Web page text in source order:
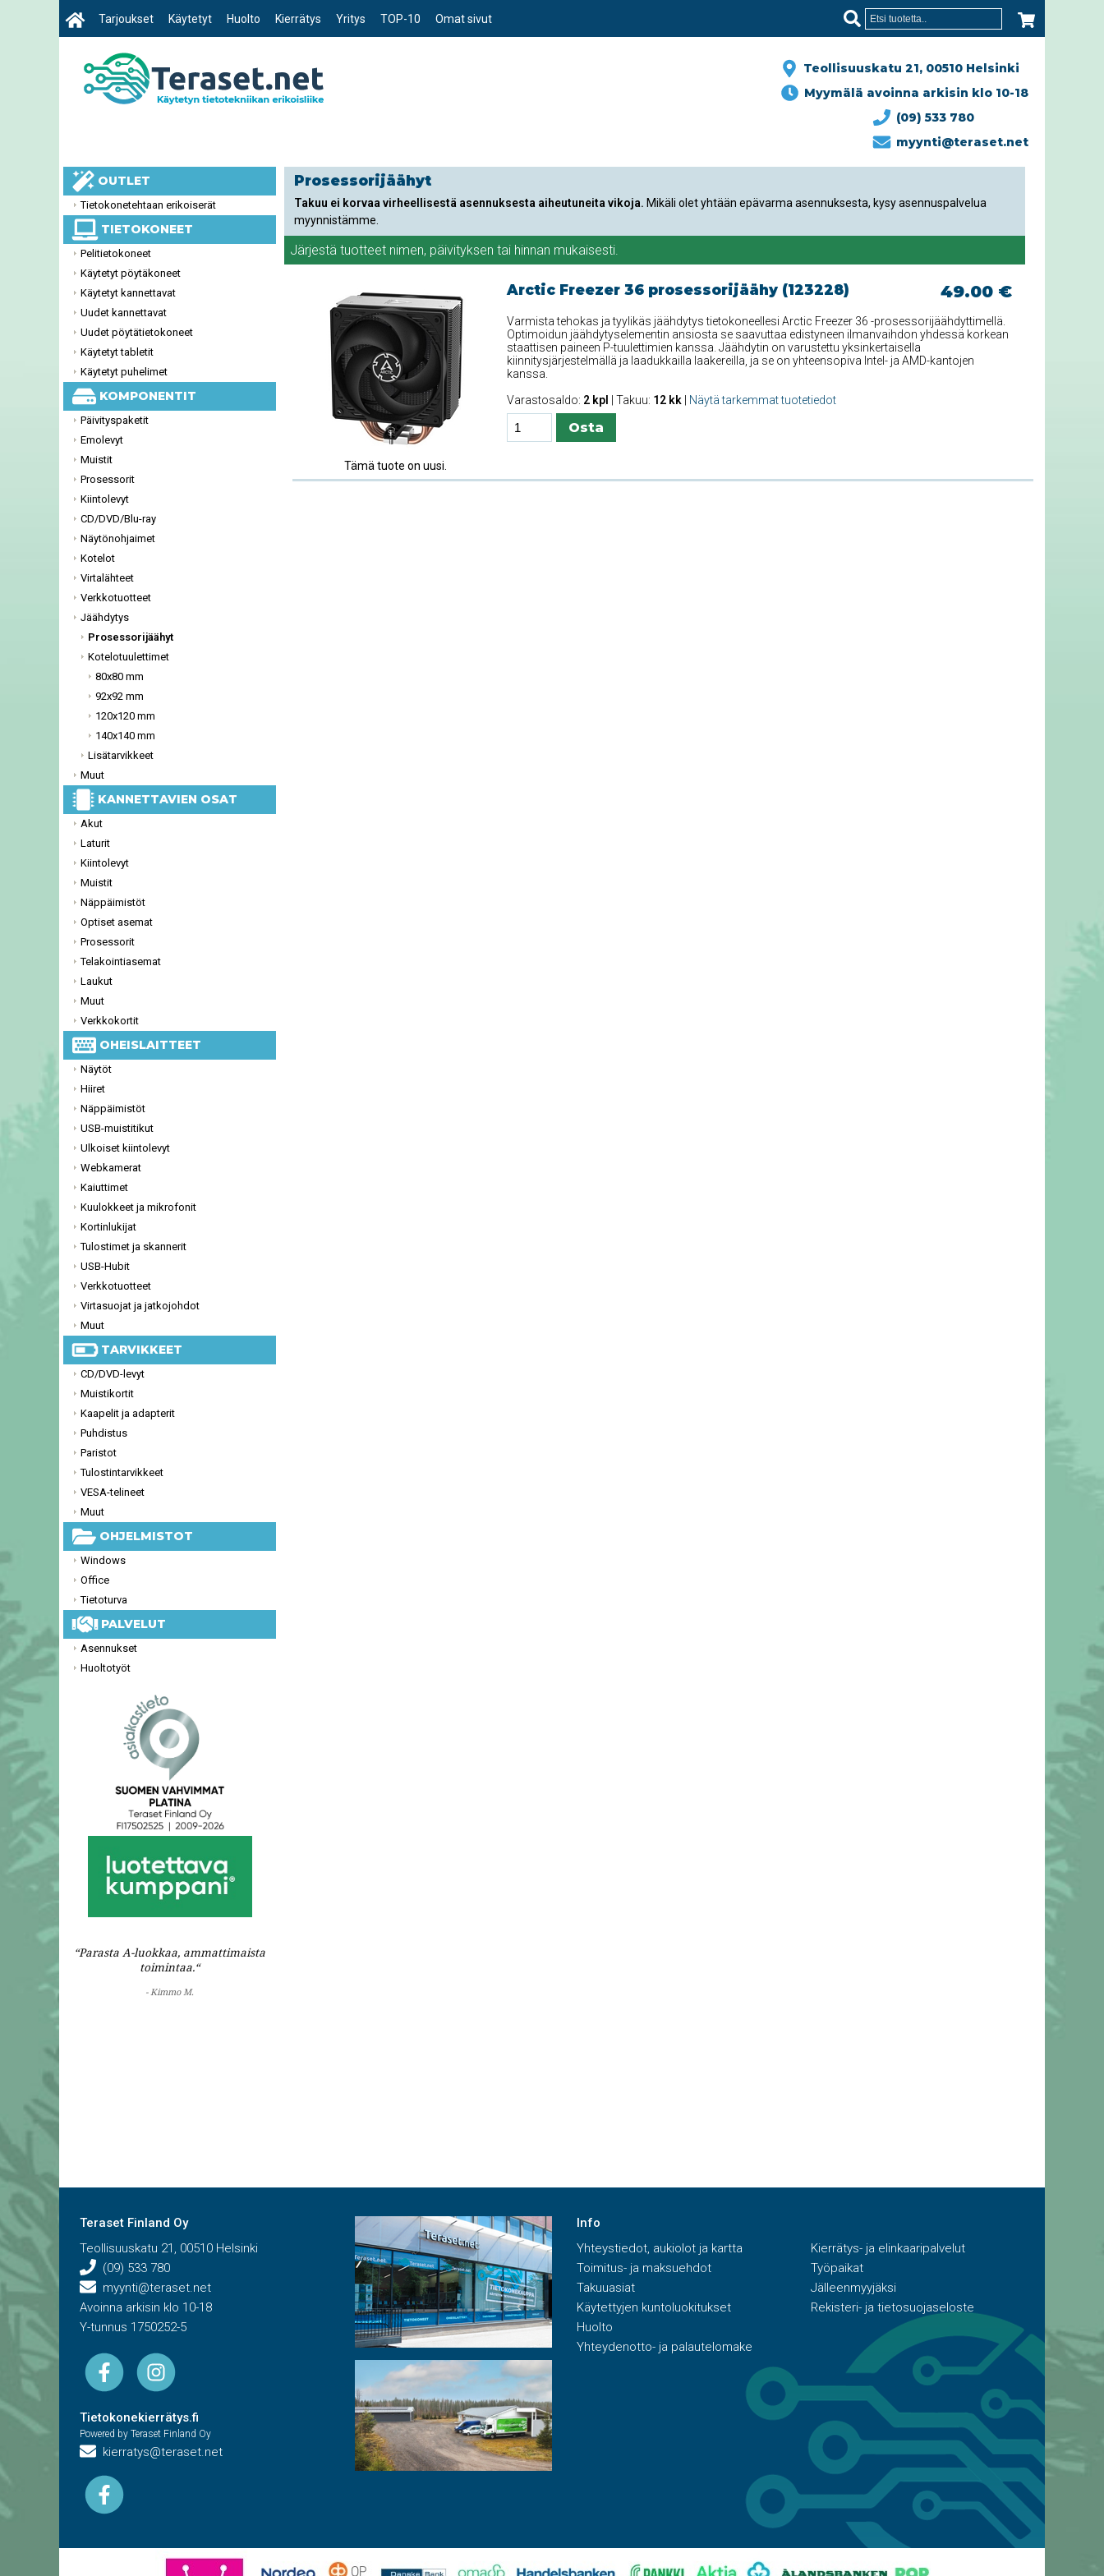
Teollisuuskatu 21, 00510 Helsinki
Myymälä avoinna arkisin klo 10-18
(09) 533 780
myynti@teraset.net
Tarjoukset Käytetyt Huolto Kierrätys Yritys TOP-10 Omat sivut
OUTLET
Tietokonetehtaan erikoiserät
TIETOKONEET
Pelitietokoneet
Käytetyt pöytäkoneet
Käytetyt kannettavat
Uudet kannettavat
Uudet pöytätietokoneet
Käytetyt tabletit
Käytetyt puhelimet
KOMPONENTIT
Päivityspaketit
Emolevyt
Muistit
Prosessorit
Kiintolevyt
CD/DVD/Blu-ray
Näytönohjaimet
Kotelot
Virtalähteet
Verkkotuotteet
Jäähdytys
Prosessorijäähyt
Kotelotuulettimet
80x80 mm
92x92 mm
120x120 mm
140x140 mm
Lisätarvikkeet
Muut
KANNETTAVIEN OSAT
Akut
Laturit
Kiintolevyt
Muistit
Näppäimistöt
Optiset asemat
Prosessorit
Telakointiasemat
Laukut
Muut
Verkkokortit
OHEISLAITTEET
Näytöt
Hiiret
Näppäimistöt
USB-muistitikut
Ulkoiset kiintolevyt
Webkamerat
Kaiuttimet
Kuulokkeet ja mikrofonit
Kortinlukijat
Tulostimet ja skannerit
USB-Hubit
Verkkotuotteet
Virtasuojat ja jatkojohdot
Muut
TARVIKKEET
CD/DVD-levyt
Muistikortit
Kaapelit ja adapterit
Puhdistus
Paristot
Tulostintarvikkeet
VESA-telineet
Muut
OHJELMISTOT
Windows
Office
Tietoturva
PALVELUT
Asennukset
Huoltotyöt
“Parasta A-luokkaa, ammattimaista
toimintaa.“
- Kimmo M.
Prosessorijäähyt
Takuu ei korvaa virheellisestä asennuksesta aiheutuneita vikoja. Mikäli olet yhtään epävarma asennuksesta, kysy asennuspalvelua
myynnistämme.
Järjestä tuotteet nimen, päivityksen tai hinnan mukaisesti.
Tämä tuote on uusi.
Arctic Freezer 36 prosessorijäähy (123228) 49.00 €
Varmista tehokas ja tyylikäs jäähdytys tietokoneellesi Arctic Freezer 36 -prosessorijäähdyttimellä.
Optimoidun jäähdytyselementin ansiosta se saavuttaa edistyneen ilmanvaihdon yhdessä korkean
staattisen paineen P-tuulettimien kanssa. Jäähdytin on varustettu yksinkertaisella
kiinnitysjärjestelmällä ja laadukkailla laakereilla, ja se on yhteensopiva Intel- ja AMD-kantojen
kanssa.
Varastosaldo: 2 kpl | Takuu: 12 kk| Näytä tarkemmat tuotetiedot
Teraset Finland Oy
Teollisuuskatu 21, 00510 Helsinki
(09) 533 780
myynti@teraset.net
Avoinna arkisin klo 10-18
Y-tunnus 1750252-5
Tietokonekierrätys.fi
Powered by Teraset Finland Oy
kierratys@teraset.net
Info
Yhteystiedot, aukiolot ja kartta
Toimitus- ja maksuehdot
Takuuasiat
Käytettyjen kuntoluokitukset
Huolto
Yhteydenotto- ja palautelomake
Kierrätys- ja elinkaaripalvelut
Työpaikat
Jälleenmyyjäksi
Rekisteri- ja tietosuojaseloste